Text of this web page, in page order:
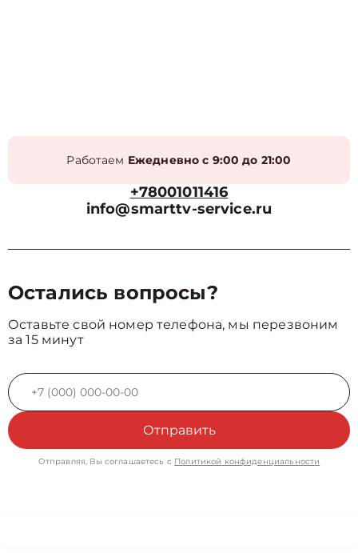
Работаем Ежедневно с 9:00 до 21:00
+78001011416
info@smarttv-service.ru
Остались вопросы?
Оставьте свой номер телефона, мы перезвоним
за 15 минут
Отправить
Отправляя, Вы соглашаетесь с Политикой конфиденциальности